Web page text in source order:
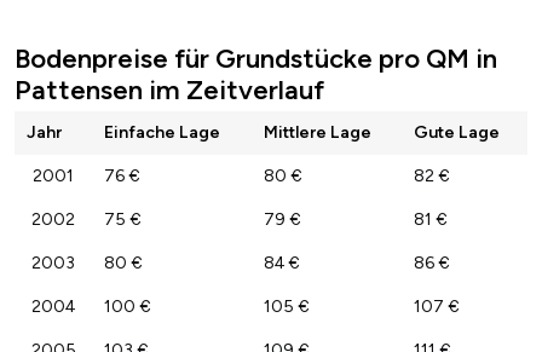
Bodenpreise für Grundstücke pro QM in
Pattensen im Zeitverlauf
Jahr Einfache Lage Mittlere Lage Gute Lage
2001 76 € 80 € 82 €
2002 75 € 79 € 81 €
2003 80 € 84 € 86 €
2004 100 € 105 € 107 €